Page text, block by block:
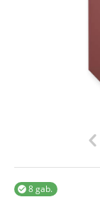
8 gab.
